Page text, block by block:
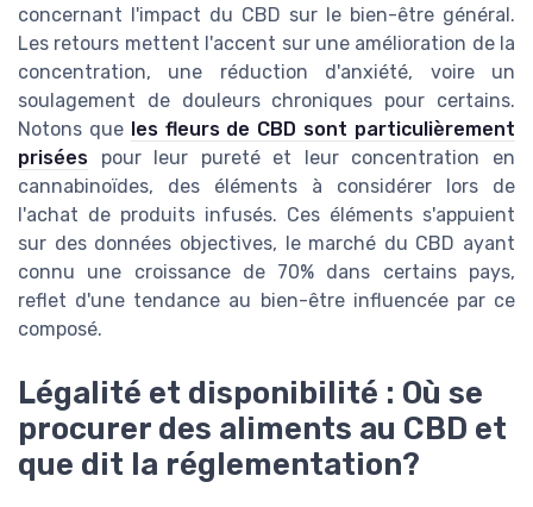
concernant l'impact du CBD sur le bien-être général.
Les retours mettent l'accent sur une amélioration de la
concentration, une réduction d'anxiété, voire un
soulagement de douleurs chroniques pour certains.
Notons que les fleurs de CBD sont particulièrement
prisées pour leur pureté et leur concentration en
cannabinoïdes, des éléments à considérer lors de
l'achat de produits infusés. Ces éléments s'appuient
sur des données objectives, le marché du CBD ayant
connu une croissance de 70% dans certains pays,
reflet d'une tendance au bien-être influencée par ce
composé.
Légalité et disponibilité : Où se
procurer des aliments au CBD et
que dit la réglementation?